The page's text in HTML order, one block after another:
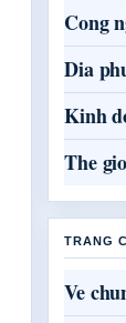
Cong
Dia
Kinh
The
TRANG
Ve